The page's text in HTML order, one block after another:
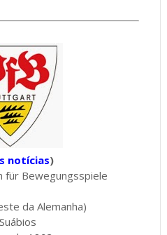
notícias)
für Bewegungsspiele
da Alemanha)